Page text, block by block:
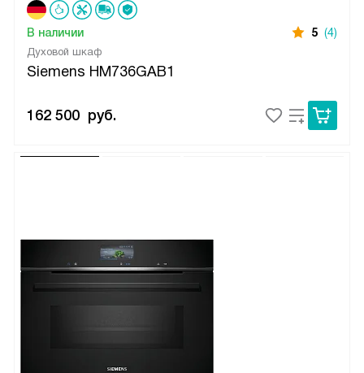
Духовой шкаф
Siemens HM736GAB1
В наличии 5 (4)
162 500 руб.